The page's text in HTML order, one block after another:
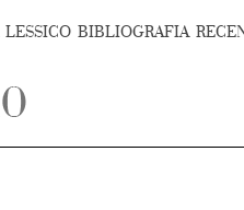
LESSICO BIBLIOGRAFIA